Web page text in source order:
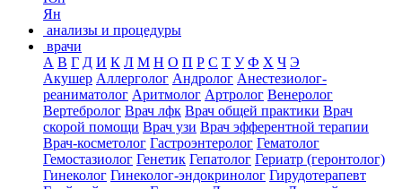
Ян
анализы и процедуры
врачи
А В Г Д И К Л М Н О П Р С Т У Ф Х Ч Э
Акушер Аллерголог Андролог Анестезиолог-
реаниматолог Аритмолог Артролог Венеролог
Вертебролог Врач лфк Врач общей практики Врач
скорой помощи Врач узи Врач эфферентной терапии
Врач-косметолог Гастроэнтеролог Гематолог
Гемостазиолог Генетик Гепатолог Гериатр (геронтолог)
Гинеколог Гинеколог-эндокринолог Гирудотерапевт